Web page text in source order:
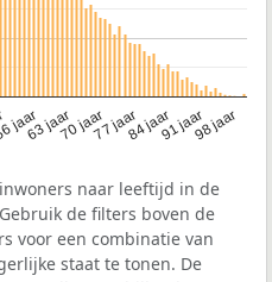
jaar63 jaar70 jaar77 jaar84 jaar91 jaar98 jaar
naar leeftijd in de
de filters boven de
voor een combinatie van
staat te tonen. De